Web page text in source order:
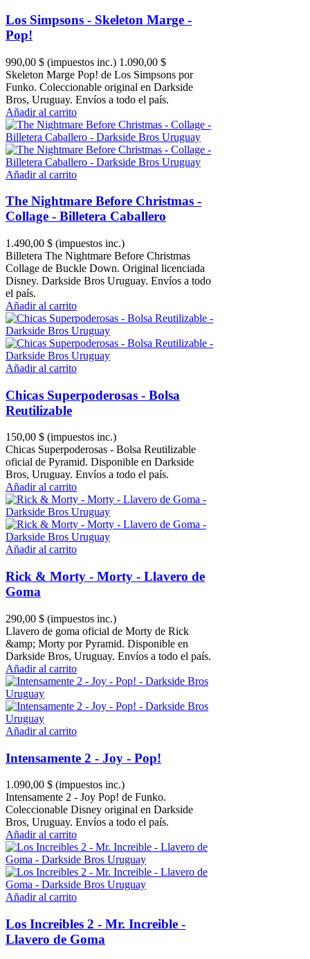
Los Simpsons - Skeleton Marge -
Pop!
990,00 $ (impuestos inc.) 1.090,00 $
Skeleton Marge Pop! de Los Simpsons por
Funko. Coleccionable original en Darkside
Bros, Uruguay. Envíos a todo el país.
Añadir al carrito
Añadir al carrito
The Nightmare Before Christmas -
Collage - Billetera Caballero
1.490,00 $ (impuestos inc.)
Billetera The Nightmare Before Christmas
Collage de Buckle Down. Original licenciada
Disney. Darkside Bros Uruguay. Envíos a todo
el país.
Añadir al carrito
Añadir al carrito
Chicas Superpoderosas - Bolsa
Reutilizable
150,00 $ (impuestos inc.)
Chicas Superpoderosas - Bolsa Reutilizable
oficial de Pyramid. Disponible en Darkside
Bros, Uruguay. Envíos a todo el país.
Añadir al carrito
Añadir al carrito
Rick & Morty - Morty - Llavero de
Goma
290,00 $ (impuestos inc.)
Llavero de goma oficial de Morty de Rick
&amp; Morty por Pyramid. Disponible en
Darkside Bros, Uruguay. Envíos a todo el país.
Añadir al carrito
Añadir al carrito
Intensamente 2 - Joy - Pop!
1.090,00 $ (impuestos inc.)
Intensamente 2 - Joy Pop! de Funko.
Coleccionable Disney original en Darkside
Bros, Uruguay. Envíos a todo el país.
Añadir al carrito
Añadir al carrito
Los Increibles 2 - Mr. Increible -
Llavero de Goma